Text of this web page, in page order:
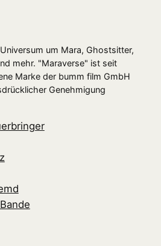
um Mara, Ghostsitter,
mehr. "Maraverse" ist seit
Marke der bumm film GmbH
Genehmigung